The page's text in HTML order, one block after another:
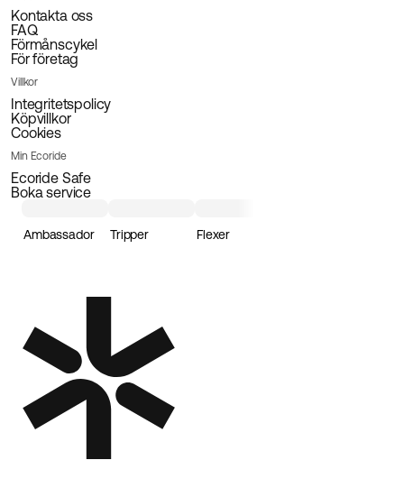
Kontakta oss
FAQ
Förmånscykel
För företag
Villkor
Integritetspolicy
Köpvillkor
Cookies
Min Ecoride
Ecoride Safe
Boka service
Ambassador Tripper Flexer